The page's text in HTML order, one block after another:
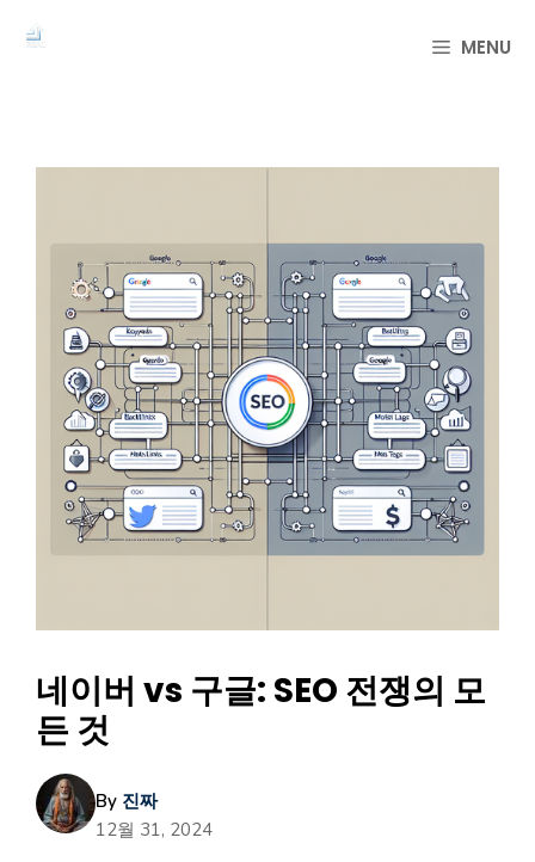
MENU
네이버 vs 구글: SEO 전쟁의 모
든 것
By 진짜
12월 31, 2024